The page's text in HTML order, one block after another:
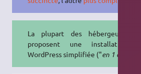
La plupart des hébergeurs web
proposent une installation de
WordPress simplifiée ("en 1 clic